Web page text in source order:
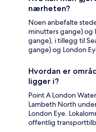
nærheten?
Noen anbefalte
minutters gange) og
gange), i tillegg til
gange) og London
Hvordan er
ligger i?
Point A London
Lambeth North
London Eye.
offentlig